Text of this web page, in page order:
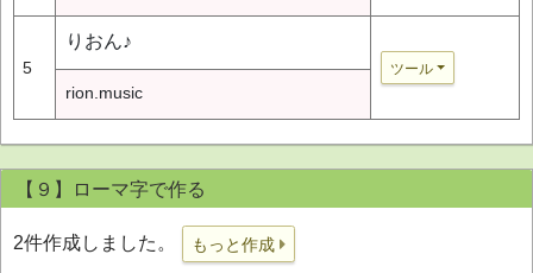
5
りおん♪
ツール
rion.music
【９】ローマ字で作る
2件作成しました。 もっと作成